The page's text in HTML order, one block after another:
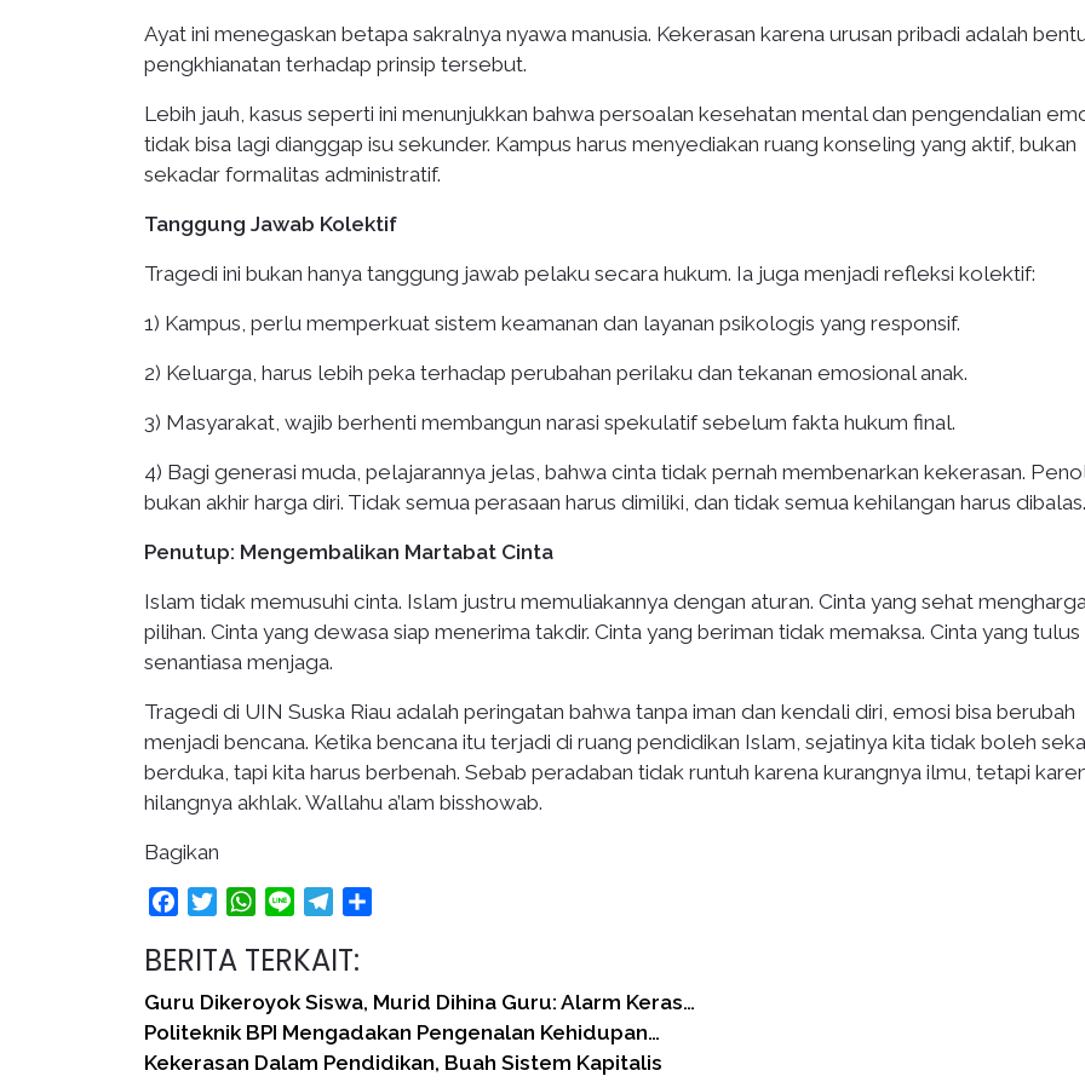
Ayat ini menegaskan betapa sakralnya nyawa manusia. Kekerasan karena urusan pribadi adalah
pengkhianatan terhadap prinsip tersebut.
Lebih jauh, kasus seperti ini menunjukkan bahwa persoalan kesehatan mental dan pengendalian
tidak bisa lagi dianggap isu sekunder. Kampus harus menyediakan ruang konseling yang aktif, bukan
sekadar formalitas administratif.
Tanggung Jawab Kolektif
Tragedi ini bukan hanya tanggung jawab pelaku secara hukum. Ia juga menjadi refleksi kolektif:
1) Kampus, perlu memperkuat sistem keamanan dan layanan psikologis yang responsif.
2) Keluarga, harus lebih peka terhadap perubahan perilaku dan tekanan emosional anak.
3) Masyarakat, wajib berhenti membangun narasi spekulatif sebelum fakta hukum final.
4) Bagi generasi muda, pelajarannya jelas, bahwa cinta tidak pernah membenarkan kekerasan.
bukan akhir harga diri. Tidak semua perasaan harus dimiliki, dan tidak semua kehilangan harus dibalas.
Penutup: Mengembalikan Martabat Cinta
Islam tidak memusuhi cinta. Islam justru memuliakannya dengan aturan. Cinta yang sehat
pilihan. Cinta yang dewasa siap menerima takdir. Cinta yang beriman tidak memaksa. Cinta yang tulus
senantiasa menjaga.
Tragedi di UIN Suska Riau adalah peringatan bahwa tanpa iman dan kendali diri, emosi bisa berubah
menjadi bencana. Ketika bencana itu terjadi di ruang pendidikan Islam, sejatinya kita tidak boleh
berduka, tapi kita harus berbenah. Sebab peradaban tidak runtuh karena kurangnya ilmu, tetapi
hilangnya akhlak. Wallahu a’lam bisshowab.
Bagikan
FacebookTwitterWhatsApp
Line Telegram
BERITA TERKAIT:
Guru Dikeroyok Siswa, Murid Dihina Guru: Alarm Keras…
Politeknik BPI Mengadakan Pengenalan Kehidupan…
Kekerasan Dalam Pendidikan, Buah Sistem Kapitalis